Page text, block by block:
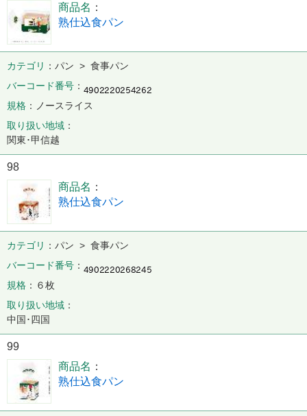
商品名
熟仕込食パン
カテゴリ
パン > 食事パン
バーコード番号
規格
ノースライス
取り扱い地域
関東･甲信越
98
商品名
熟仕込食パン
カテゴリ
パン > 食事パン
バーコード番号
規格
６枚
取り扱い地域
中国･四国
99
商品名
熟仕込食パン